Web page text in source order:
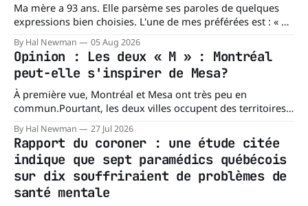
Ma mère a 93 ans. Elle parsème ses paroles de quelques
expressions bien choisies. L'une de mes préférées est : « À
chacun son mishegoss. » Mishegoss est un mot yiddish qui
évoque la folie, les lubies, les absurdités de la vie. Chacun
porte les siennes. Elle en a d'
By Hal Newman 05 Aug 2026
Opinion : Les deux « M » : Montréal
peut-elle s'inspirer de Mesa?
À première vue, Montréal et Mesa ont très peu en
commun.Pourtant, les deux villes occupent des territoires
comparables. Mesa, en Arizona, couvre environ 359 km²
(138,7 milles carrés), alors que l'île de Montréal s'étend sur
près de 499 km². La différence n'est
By Hal Newman 27 Jul 2026
Rapport du coroner : une étude citée
indique que sept paramédics québécois
sur dix souffriraient de problèmes de
santé mentale